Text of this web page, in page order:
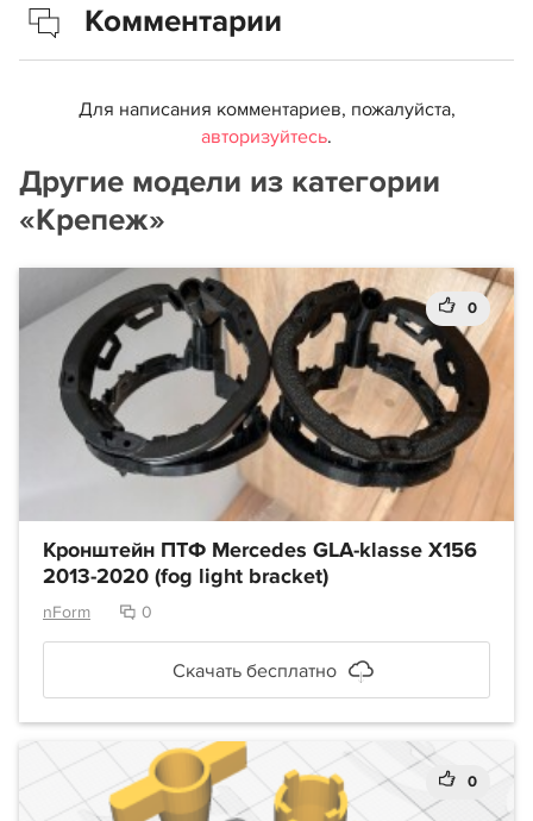
Комментарии
Для написания комментариев, пожалуйста,
авторизуйтесь.
Другие модели из категории
«Крепеж»
0
Кронштейн ПТФ Mercedes GLA-klasse X156
2013-2020 (fog light bracket)
nForm 0
Скачать бесплатно
0